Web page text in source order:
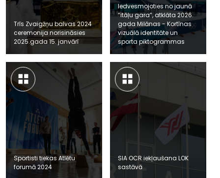
Trīs Zvaigžņu balvas 2024
ceremonija norisināsies
2025.gada 15. janvārī
Iedvesmojoties no jaunā
“itāļu gara”, atklāta 2026.
gada Milānas - Kortīnas
vizuālā identitāte un
sporta piktogrammas
Sportisti tiekas Atlētu
forumā 2024
SIA OCR iekļaušana LOK
sastāvā